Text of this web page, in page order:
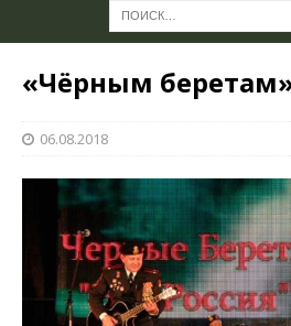
«Чёрным беретам»
06.08.2018